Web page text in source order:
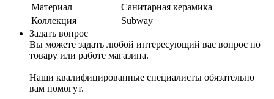
Материал
Санитарная керамика
Коллекция
Subway
Задать вопрос
Вы можете задать любой интересующий вас вопрос по
товару или работе магазина.
Наши квалифицированные специалисты обязательно
вам помогут.